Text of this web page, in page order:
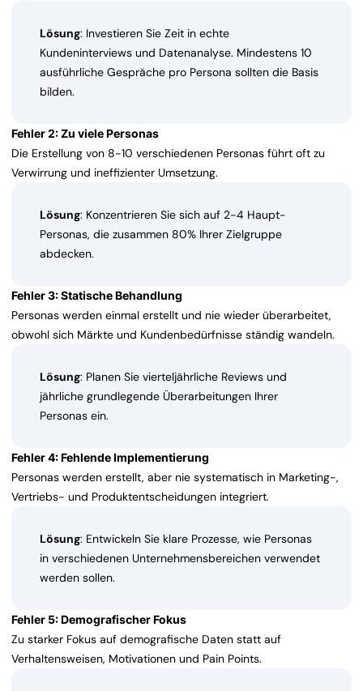
Lösung: Investieren Sie Zeit in echte
Kundeninterviews und Datenanalyse. Mindestens 10
ausführliche Gespräche pro Persona sollten die Basis
bilden.
Fehler 2: Zu viele Personas
Die Erstellung von 8-10 verschiedenen Personas führt oft zu
Verwirrung und ineffizienter Umsetzung.
Lösung: Konzentrieren Sie sich auf 2-4 Haupt-
Personas, die zusammen 80% Ihrer Zielgruppe
abdecken.
Fehler 3: Statische Behandlung
Personas werden einmal erstellt und nie wieder überarbeitet,
obwohl sich Märkte und Kundenbedürfnisse ständig wandeln.
Lösung: Planen Sie vierteljährliche Reviews und
jährliche grundlegende Überarbeitungen Ihrer
Personas ein.
Fehler 4: Fehlende Implementierung
Personas werden erstellt, aber nie systematisch in Marketing-,
Vertriebs- und Produktentscheidungen integriert.
Lösung: Entwickeln Sie klare Prozesse, wie Personas
in verschiedenen Unternehmensbereichen verwendet
werden sollen.
Fehler 5: Demografischer Fokus
Zu starker Fokus auf demografische Daten statt auf
Verhaltensweisen, Motivationen und Pain Points.